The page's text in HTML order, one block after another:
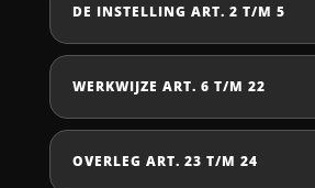
DE INSTELLING ART. 2 T/M 5
WERKWIJZE ART. 6 T/M 22
OVERLEG ART. 23 T/M 24